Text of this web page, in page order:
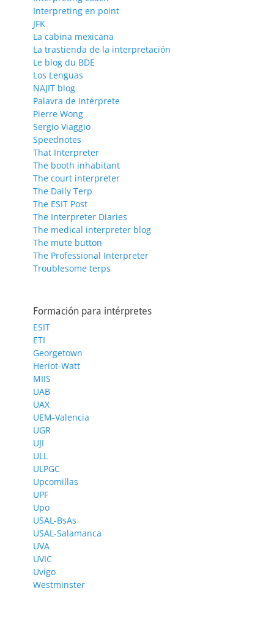
Interpreting en point
JFK
La cabina mexicana
La trastienda de la interpretación
Le blog du BDE
Los Lenguas
NAJIT blog
Palavra de intérprete
Pierre Wong
Sergio Viaggio
Speednotes
That Interpreter
The booth inhabitant
The court interpreter
The Daily Terp
The ESIT Post
The Interpreter Diaries
The medical interpreter blog
The mute button
The Professional Interpreter
Troublesome terps
Formación para intérpretes
ESIT
ETI
Georgetown
Heriot-Watt
MIIS
UAB
UAX
UEM-Valencia
UGR
UJI
ULL
ULPGC
Upcomillas
UPF
Upo
USAL-BsAs
USAL-Salamanca
UVA
UVIC
Uvigo
Westminster